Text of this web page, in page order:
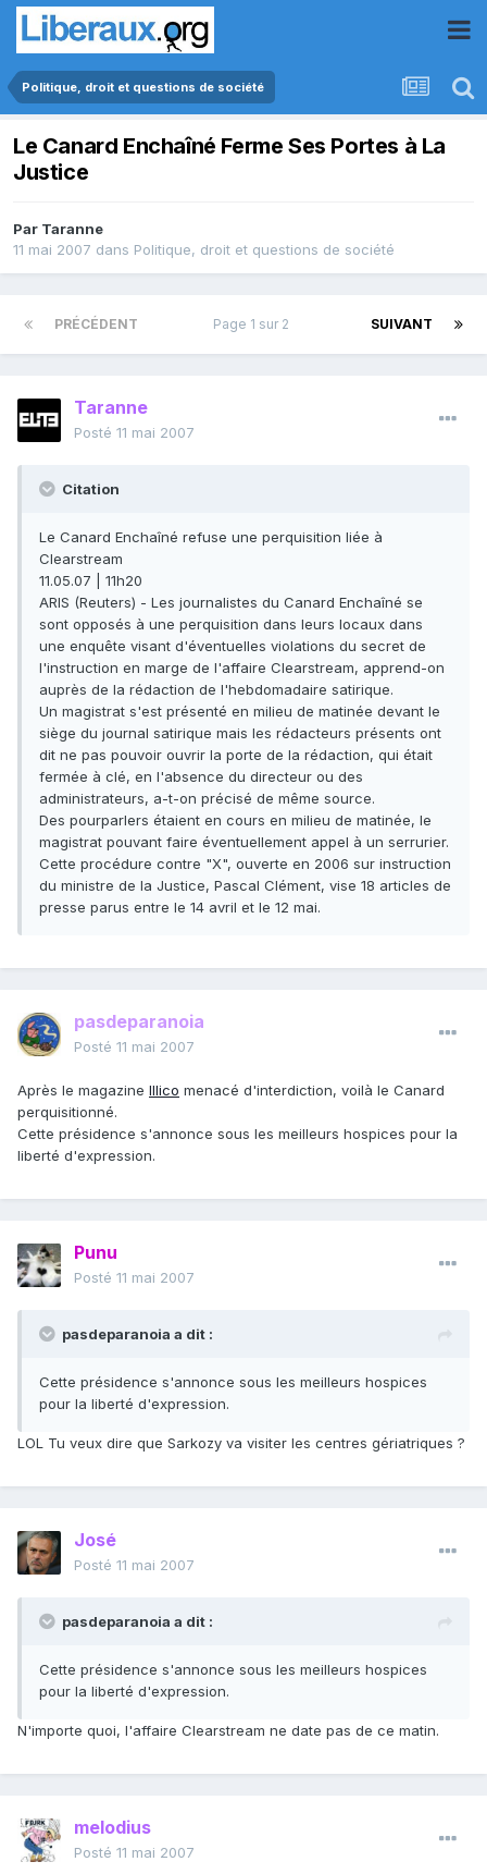
Politique, droit et questions de société
Le Canard Enchaîné Ferme Ses Portes à La
Justice
Par Taranne
11 mai 2007 dans Politique, droit et questions de société
PRÉCÉDENT SUIVANT
Page 1 sur 2
Taranne
Posté 11 mai 2007
Citation
Le Canard Enchaîné refuse une perquisition liée à
Clearstream
11.05.07 | 11h20
ARIS (Reuters) - Les journalistes du Canard Enchaîné se
sont opposés à une perquisition dans leurs locaux dans
une enquête visant d'éventuelles violations du secret de
l'instruction en marge de l'affaire Clearstream, apprend-on
auprès de la rédaction de l'hebdomadaire satirique.
Un magistrat s'est présenté en milieu de matinée devant le
siège du journal satirique mais les rédacteurs présents ont
dit ne pas pouvoir ouvrir la porte de la rédaction, qui était
fermée à clé, en l'absence du directeur ou des
administrateurs, a-t-on précisé de même source.
Des pourparlers étaient en cours en milieu de matinée, le
magistrat pouvant faire éventuellement appel à un serrurier.
Cette procédure contre "X", ouverte en 2006 sur instruction
du ministre de la Justice, Pascal Clément, vise 18 articles de
presse parus entre le 14 avril et le 12 mai.
pasdeparanoia
Posté 11 mai 2007
Après le magazine Illico menacé d'interdiction, voilà le Canard
perquisitionné.
Cette présidence s'annonce sous les meilleurs hospices pour la
liberté d'expression.
Punu
Posté 11 mai 2007
pasdeparanoia a dit :
Cette présidence s'annonce sous les meilleurs hospices
pour la liberté d'expression.
LOL Tu veux dire que Sarkozy va visiter les centres gériatriques ?
José
Posté 11 mai 2007
pasdeparanoia a dit :
Cette présidence s'annonce sous les meilleurs hospices
pour la liberté d'expression.
N'importe quoi, l'affaire Clearstream ne date pas de ce matin.
melodius
Posté 11 mai 2007